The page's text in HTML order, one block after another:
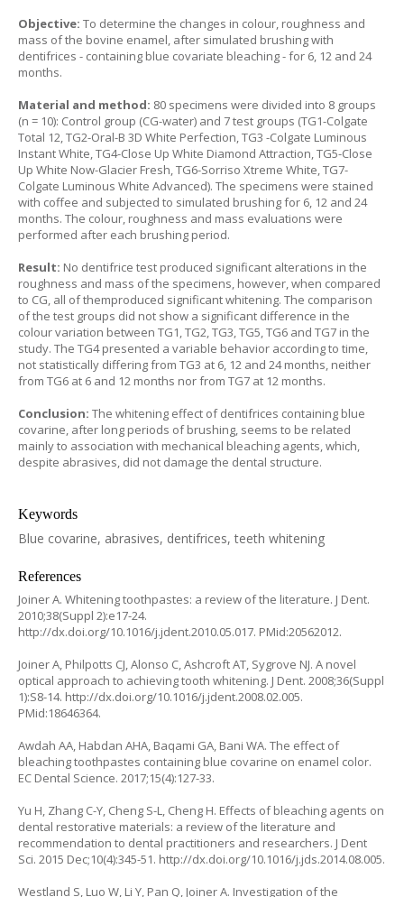
Objective: To determine the changes in colour, roughness and
mass of the bovine enamel, after simulated brushing with
dentifrices - containing blue covariate bleaching - for 6, 12 and 24
months.
Material and method: 80 specimens were divided into 8 groups
(n = 10): Control group (CG-water) and 7 test groups (TG1-Colgate
Total 12, TG2-Oral-B 3D White Perfection, TG3 -Colgate Luminous
Instant White, TG4-Close Up White Diamond Attraction, TG5-Close
Up White Now-Glacier Fresh, TG6-Sorriso Xtreme White, TG7-
Colgate Luminous White Advanced). The specimens were stained
with coffee and subjected to simulated brushing for 6, 12 and 24
months. The colour, roughness and mass evaluations were
performed after each brushing period.
Result: No dentifrice test produced significant alterations in the
roughness and mass of the specimens, however, when compared
to CG, all of themproduced significant whitening. The comparison
of the test groups did not show a significant difference in the
colour variation between TG1, TG2, TG3, TG5, TG6 and TG7 in the
study. The TG4 presented a variable behavior according to time,
not statistically differing from TG3 at 6, 12 and 24 months, neither
from TG6 at 6 and 12 months nor from TG7 at 12 months.
Conclusion: The whitening effect of dentifrices containing blue
covarine, after long periods of brushing, seems to be related
mainly to association with mechanical bleaching agents, which,
despite abrasives, did not damage the dental structure.
Keywords
Blue covarine, abrasives, dentifrices, teeth whitening
References
Joiner A. Whitening toothpastes: a review of the literature. J Dent.
2010;38(Suppl 2):e17-24.
http://dx.doi.org/10.1016/j.jdent.2010.05.017. PMid:20562012.
Joiner A, Philpotts CJ, Alonso C, Ashcroft AT, Sygrove NJ. A novel
optical approach to achieving tooth whitening. J Dent. 2008;36(Suppl
1):S8-14. http://dx.doi.org/10.1016/j.jdent.2008.02.005.
PMid:18646364.
Awdah AA, Habdan AHA, Baqami GA, Bani WA. The effect of
bleaching toothpastes containing blue covarine on enamel color.
EC Dental Science. 2017;15(4):127-33.
Yu H, Zhang C-Y, Cheng S-L, Cheng H. Effects of bleaching agents on
dental restorative materials: a review of the literature and
recommendation to dental practitioners and researchers. J Dent
Sci. 2015 Dec;10(4):345-51. http://dx.doi.org/10.1016/j.jds.2014.08.005.
Westland S, Luo W, Li Y, Pan Q, Joiner A. Investigation of the